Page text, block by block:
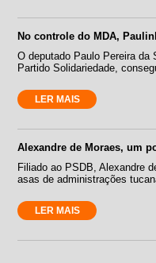
No controle do MDA,
O deputado Paulo Pereira da
Partido Solidariedade,
LER MAIS
Alexandre de Moraes, um
Filiado ao PSDB, Alexandre
asas de administrações
LER MAIS